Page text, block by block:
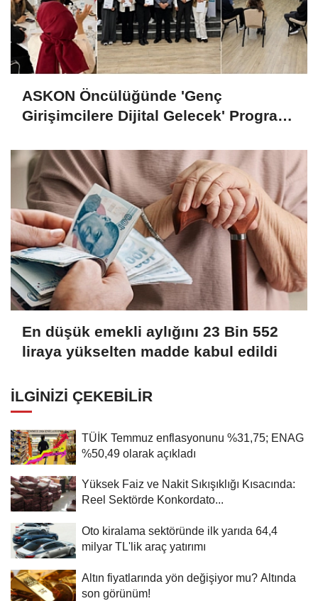
ASKON Öncülüğünde 'Genç
Girişimcilere Dijital Gelecek' Programı
En düşük emekli aylığını 23 Bin 552
liraya yükselten madde kabul edildi
İLGINIZI ÇEKEBILIR
TÜİK Temmuz enflasyonunu %31,75; ENAG
%50,49 olarak açıkladı
Yüksek Faiz ve Nakit Sıkışıklığı Kısacında:
Reel Sektörde Konkordato...
Oto kiralama sektöründe ilk yarıda 64,4
milyar TL'lik araç yatırımı
Altın fiyatlarında yön değişiyor mu? Altında
son görünüm!